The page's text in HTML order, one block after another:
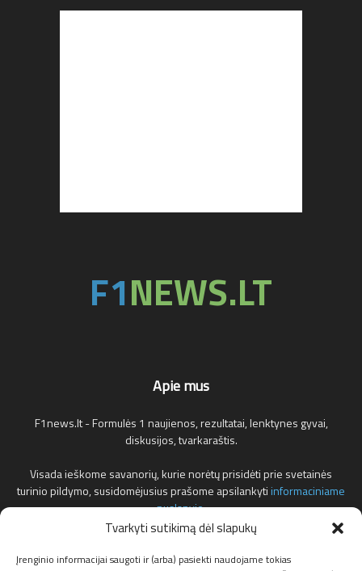
Tvarkyti sutikimą dėl slapukų
Įrenginio informacijai saugoti ir (arba) pasiekti naudojame tokias
Apie mus
F1news.lt - Formulės 1 naujienos, rezultatai, lenktynes gyvai,
diskusijos, tvarkaraštis.
Visada ieškome savanorių, kurie norėtų prisidėti prie svetainės
turinio pildymo, susidomėjusius prašome apsilankytiinformaciniame
puslapyje.
adresu.